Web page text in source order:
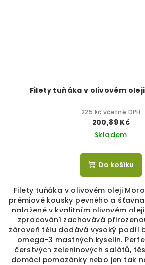
Filety tuňáka v olivovém
225 Kč včetně DPH
200,89 Kč
Skladem
Do košíku
Filety tuňáka v olivovém oleji
prémiové kousky pevného a
naložené v kvalitním olivovém
zpracování zachovává
zároveň tělu dodává vysoký podíl
omega-3 mastných kyselin.
čerstvých zeleninových salátů,
domáci pomazánky nebo jen tak